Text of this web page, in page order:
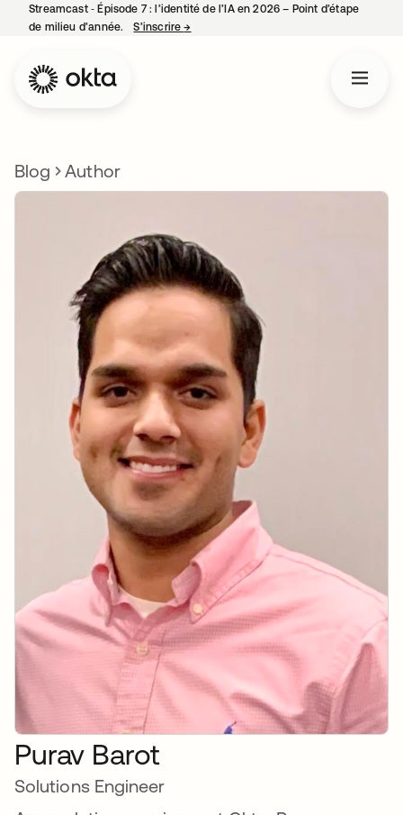
Streamcast ‑ Épisode 7 : l’identité de l’IA en 2026 – Point d’étape
de milieu d’année.
S’inscrire→
Blog Author
Purav Barot
Solutions Engineer